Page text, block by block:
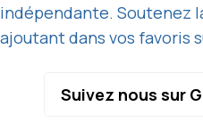
indépendante. Soutenez
ajoutant dans vos favoris
Suivez nous sur